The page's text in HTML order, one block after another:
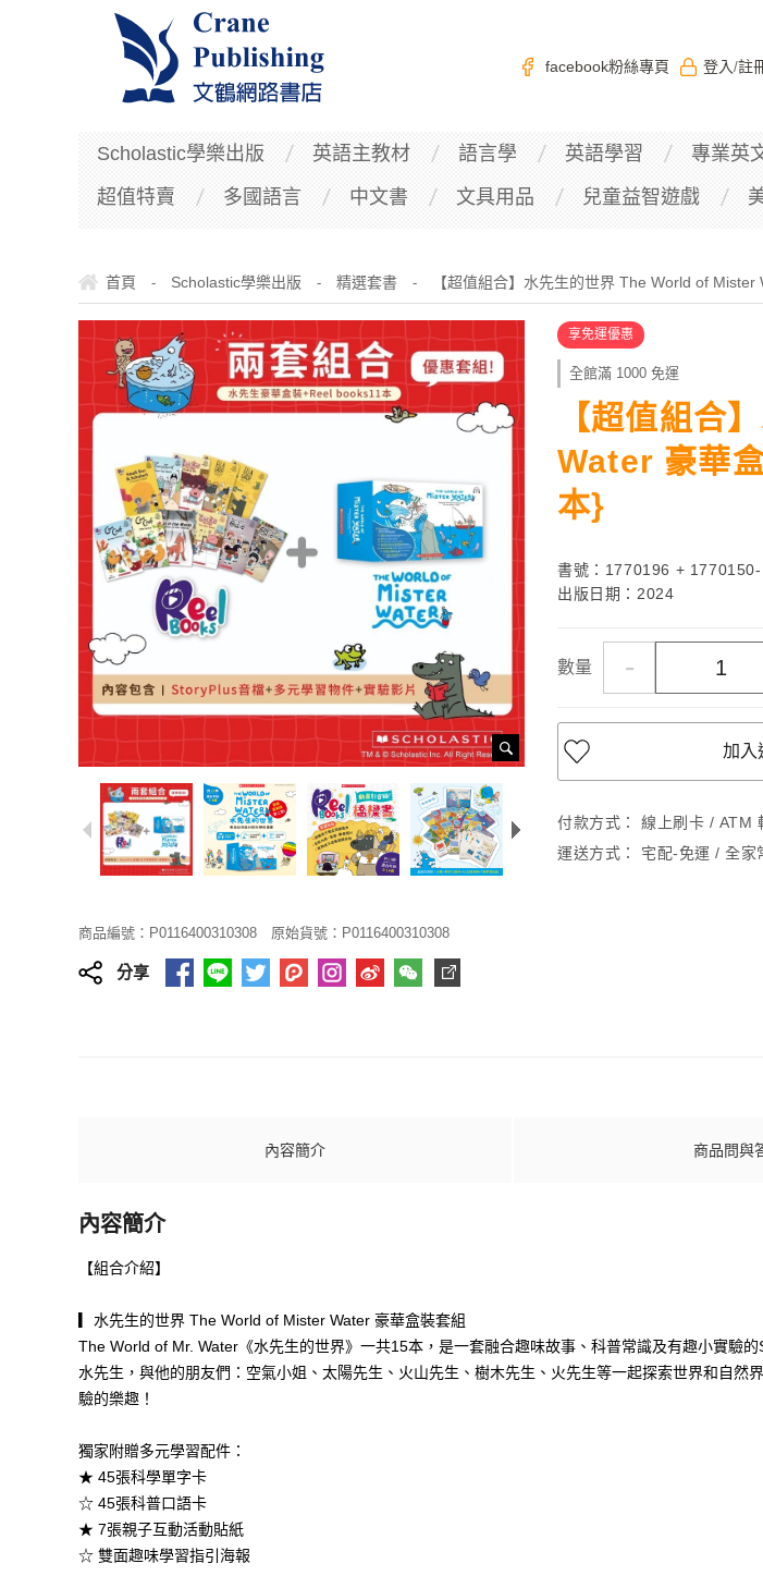
facebook粉絲專頁 登入 /註
Scholastic學樂出版 英語主教材 語言學 英語學習 專業英
超值特賣
多國語言 中文書 文具用品 兒童益智遊戲
首頁 - Scholastic學樂出版 - 精選套書 - 【超值組合】水先生的世界 The World of
商品編號：P0116400310308 原始貨號：P0116400310308
分享
享免運優惠
全館滿 1000 免運
【超值組合
Water 豪華
本}
書號：1770196 +
出版日期：2024
數量 -
加入
付款方式：
線上刷卡 / ATM
運送方式：
宅配-免運 / 全家
內容簡介 商品問與
內容簡介
【組合介紹】
▎水先生的世界 The World of Mister Water 豪華盒裝套組
The World of Mr. Water《水先生的世界》一共15本，是一套融合趣味故事、科普常識及有趣小實驗
水先生，與他的朋友們：空氣小姐、太陽先生、火山先生、樹木先生、火先生等一起探索世界和自
驗的樂趣！
獨家附贈多元學習配件：
★ 45張科學單字卡
☆ 45張科普口語卡
★ 7張親子互動活動貼紙
☆ 雙面趣味學習指引海報